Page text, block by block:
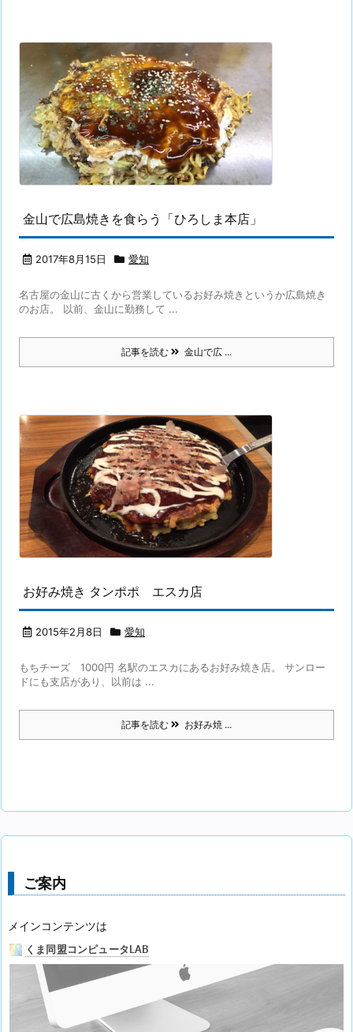
金山で広島焼きを食らう「ひろしま本店」
2017年8月15日 愛知
名古屋の金山に古くから営業しているお好み焼きというか広島焼き
のお店。 以前、金山に勤務して ...
記事を読む 金山で広 ...
お好み焼き タンポポ エスカ店
2015年2月8日 愛知
もちチーズ 1000円 名駅のエスカにあるお好み焼き店。 サンロー
ドにも支店があり、以前は ...
記事を読む お好み焼 ...
ご案内
メインコンテンツは